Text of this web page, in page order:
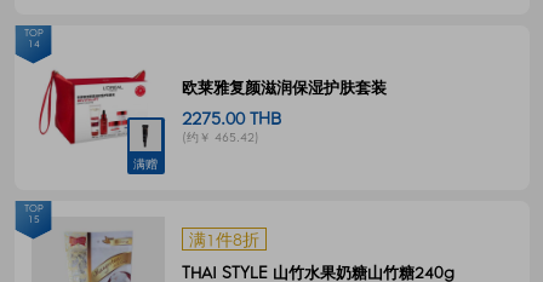
满赠
欧莱雅复颜滋润保湿护肤套装
2275.00 THB
(约￥ 465.42)
TOP
14
满1件8折
THAI STYLE 山竹水果奶糖山竹糖240g
TOP
15